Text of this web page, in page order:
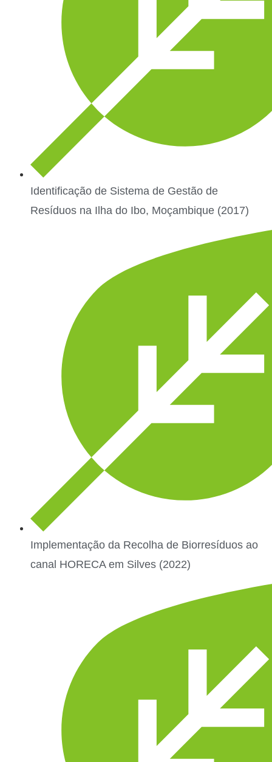
Identificação de Sistema de Gestão de
Resíduos na Ilha do Ibo, Moçambique (2017)
Implementação da Recolha de Biorresíduos ao
canal HORECA em Silves (2022)